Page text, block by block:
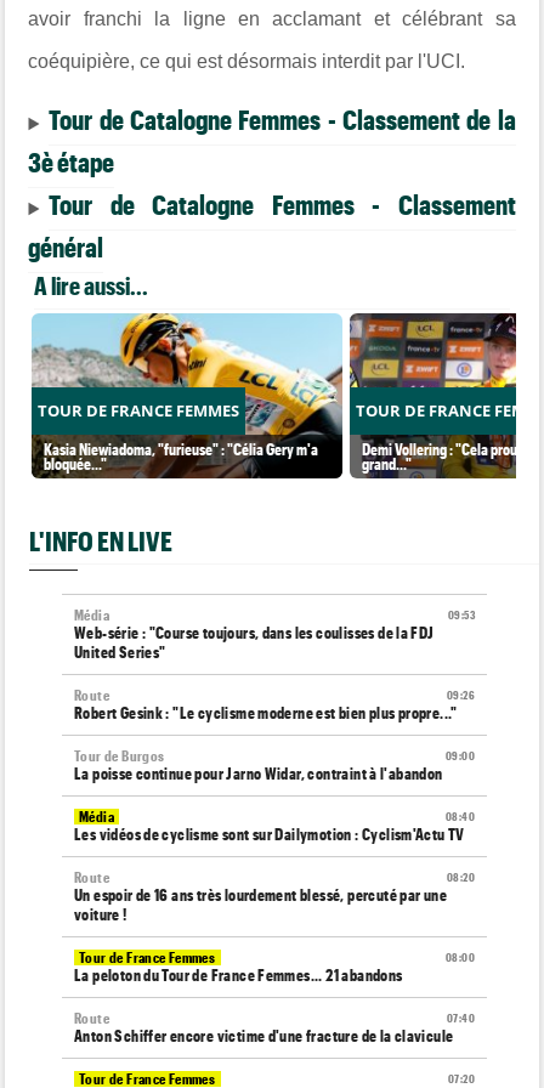
avoir franchi la ligne en acclamant et célébrant sa
coéquipière, ce qui est désormais interdit par l'UCI.
Tour de Catalogne Femmes - Classement de la
3è étape
Tour de Catalogne Femmes - Classement
général
A lire aussi...
TOUR DE FRANCE FEMMES
Kasia Niewiadoma, "furieuse" : "Célia Gery m'a
bloquée..."
TOUR DE FRANCE
Demi Vollering : "Cela prouve
grand..."
L'INFO EN LIVE
09:53
Média
Web-série : "Course toujours, dans les coulisses de la FDJ
United Series"
09:26
Route
Robert Gesink : "Le cyclisme moderne est bien plus propre..."
09:00
Tour de Burgos
La poisse continue pour Jarno Widar, contraint à l'abandon
08:40
Média
Les vidéos de cyclisme sont sur Dailymotion : Cyclism'Actu TV
08:20
Route
Un espoir de 16 ans très lourdement blessé, percuté par une
voiture !
08:00
Tour de France Femmes
La peloton du Tour de France Femmes... 21 abandons
07:40
Route
Anton Schiffer encore victime d'une fracture de la clavicule
07:20
Tour de France Femmes